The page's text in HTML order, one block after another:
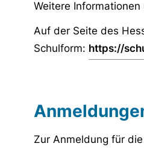
Weitere
Auf der Seite des
Schulform: https://
Zur Anmeldung für